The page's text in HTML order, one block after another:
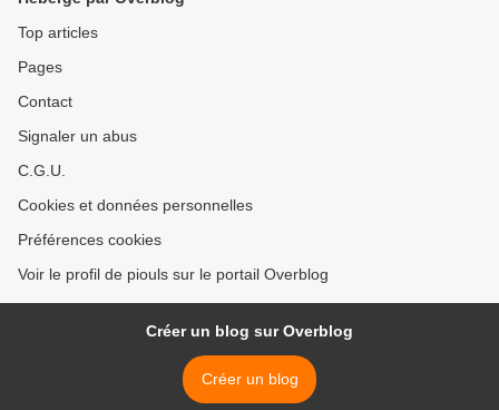
Top articles
Pages
Contact
Signaler un abus
C.G.U.
Cookies et données personnelles
Préférences cookies
Voir le profil de piouls sur le portail Overblog
Créer un blog sur Overblog
Créer un blog